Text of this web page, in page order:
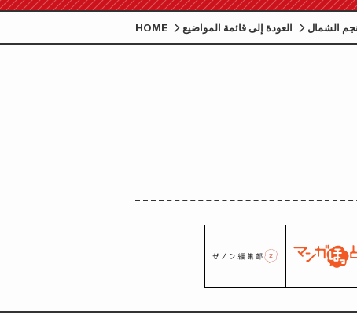
HOME العودة إلى قائمة المواضيع